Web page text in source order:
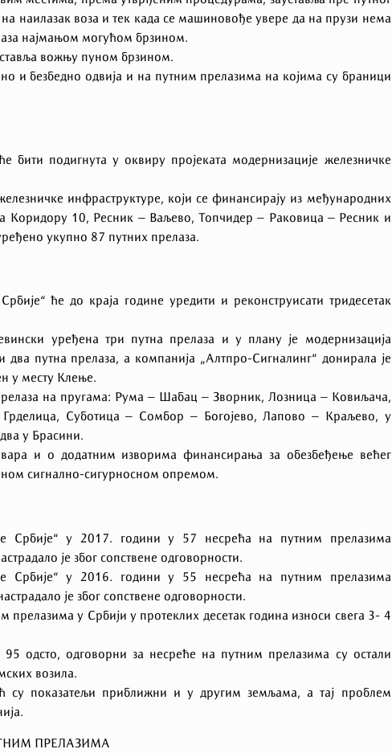
наилазак воза и тек када се машиновође увере да на прузи нема
најмањом могућом брзином.
вожњу пуном брзином.
и безбедно одвија и на путним прелазима на којима су браници
бити подигнута у оквиру пројеката модернизације железничке
инфраструктуре, који се финансирају из међународних
Коридору 10, Ресник – Ваљево, Топчидер – Раковица – Ресник и
укупно 87 путних прелаза.
ће до краја године уредити и реконструисати тридесетак
уређена три путна прелаза и у плану је модернизација
два путна прелаза, а компанија „Алтпро-Сигналинг“ донирала је
у месту Клење.
на пругама: Рума – Шабац – Зворник, Лозница – Ковиљача,
Суботица – Сомбор – Богојево, Лапово – Краљево, у
у Брасини.
и о додатним изворима финансирања за обезбеђење већег
сигнално-сигурносном опремом.
Србије“ у 2017. години у 57 несрећа на путним прелазима
је због сопствене одговорности.
Србије“ у 2016. години у 55 несрећа на путним прелазима
је због сопствене одговорности.
прелазима у Србији у протеклих десетак година износи свега 3- 4
одсто, одговорни за несреће на путним прелазима су остали
возила.
су показатељи приближни и у другим земљама, а тај проблем
ПРЕЛАЗИМА